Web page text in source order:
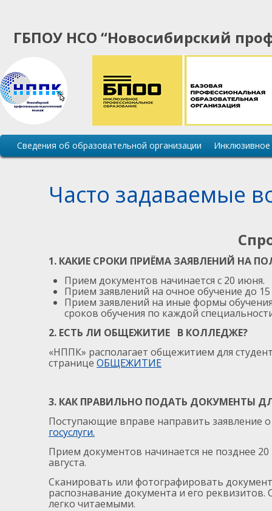
ГБПОУ НСО “Новосибирский
Основная
навигация
Сведения об образовательной организации
Часто задаваемые
1. КАКИЕ СРОКИ ПРИЁМА ЗАЯВЛЕНИЙ НА
Прием документов начинается с 20 июня.
Прием заявлений на очное обучение до 15
Прием заявлений на иные формы
сроков обучения по каждой
2. ЕСТЬ ЛИ ОБЩЕЖИТИЕ В КОЛЛЕДЖЕ?
«НППК» располагает общежитием для
странице ОБЩЕЖИТИЕ
3. КАК ПРАВИЛЬНО ПОДАТЬ ДОКУМЕНТЫ
Поступающие вправе направить заявление
госуслуги.
Прием документов начинается не позднее
августа.
Сканировать или фотографировать
распознавание документа и его
легко читаемыми.